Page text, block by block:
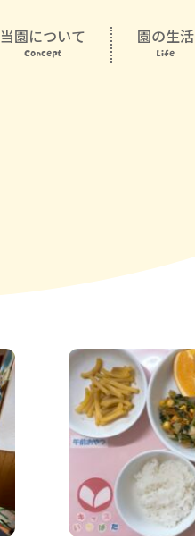
当園について
Concept
園の生活
Life